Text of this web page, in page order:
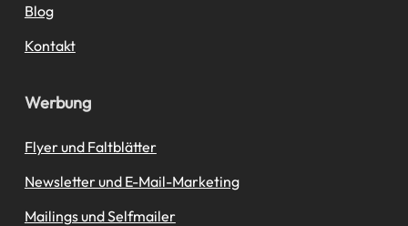
Blog
Kontakt
Werbung
Flyer und Faltblätter
Newsletter und E-Mail-Marketing
Mailings und Selfmailer